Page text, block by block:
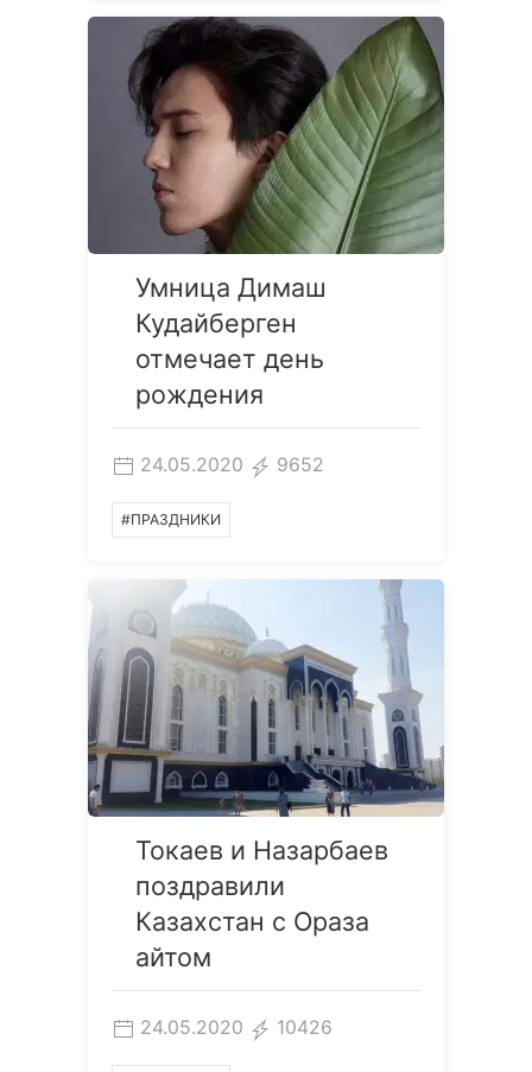
Умница Димаш
Кудайберген
отмечает день
рождения
24.05.2020 9652
#ПРАЗДНИКИ
Токаев и Назарбаев
поздравили
Казахстан с Ораза
айтом
24.05.2020 10426